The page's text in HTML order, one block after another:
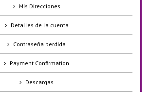
Mis Direcciones
Detalles de la cuenta
Contraseña perdida
Payment Confirmation
Descargas